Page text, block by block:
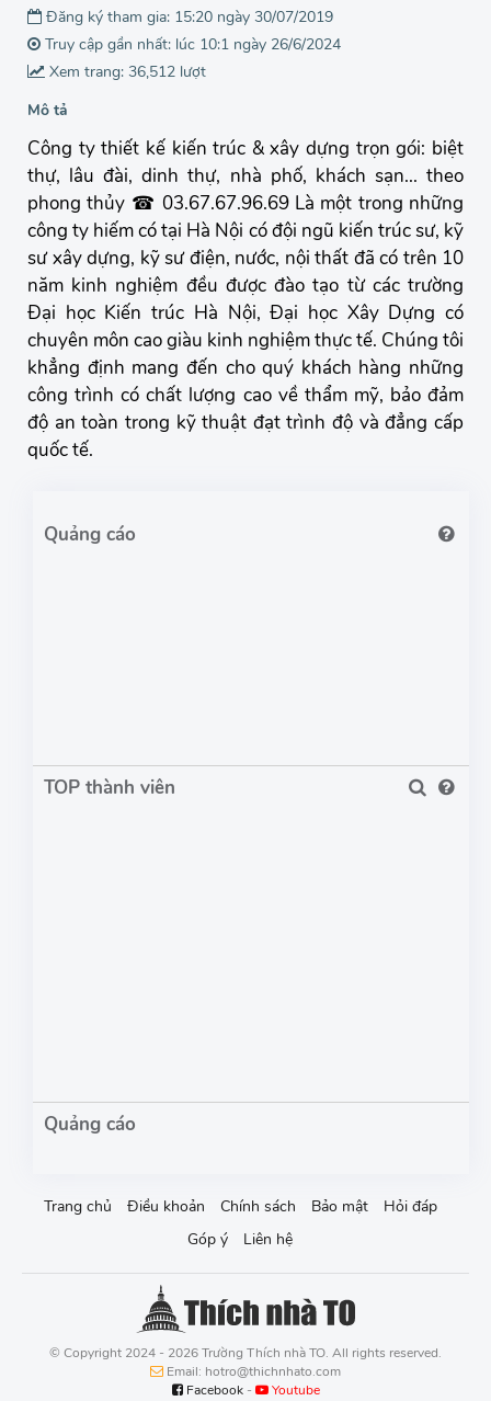
Đăng ký tham gia: 15:20 ngày 30/07/2019
Truy cập gần nhất: lúc 10:1 ngày 26/6/2024
Xem trang: 36,512 lượt
Mô tả
Công ty thiết kế kiến trúc & xây dựng trọn gói: biệt
thự, lâu đài, dinh thự, nhà phố, khách sạn... theo
phong thủy ☎ 03.67.67.96.69 Là một trong những
công ty hiếm có tại Hà Nội có đội ngũ kiến trúc sư, kỹ
sư xây dựng, kỹ sư điện, nước, nội thất đã có trên 10
năm kinh nghiệm đều được đào tạo từ các trường
Đại học Kiến trúc Hà Nội, Đại học Xây Dựng có
chuyên môn cao giàu kinh nghiệm thực tế. Chúng tôi
khẳng định mang đến cho quý khách hàng những
công trình có chất lượng cao về thẩm mỹ, bảo đảm
độ an toàn trong kỹ thuật đạt trình độ và đẳng cấp
quốc tế.
TOP thành viên
Trang chủ Điều khoản Chính sách Bảo mật
Hỏi đáp
Góp ý
Liên hệ
© Copyright 2024 - 2026 Trường Thích nhà TO. All rights reserved.
Email: hotro@thichnhato.com
Facebook- Youtube